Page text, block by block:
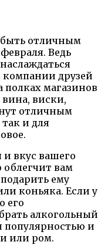
отличным
Ведь
друзей
полках магазинов
виски,
отличным
и для
и вкус вашего
вам
ему
коньяка. Если у
его
алкогольный
популярностью и
или ром.